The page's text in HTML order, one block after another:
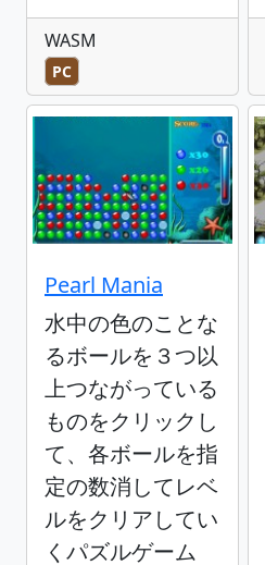
WASM
PC
Pearl Mania
水中の色のことな
るボールを３つ以
上つながっている
ものをクリックし
て、各ボールを指
定の数消してレベ
ルをクリアしてい
くパズルゲーム